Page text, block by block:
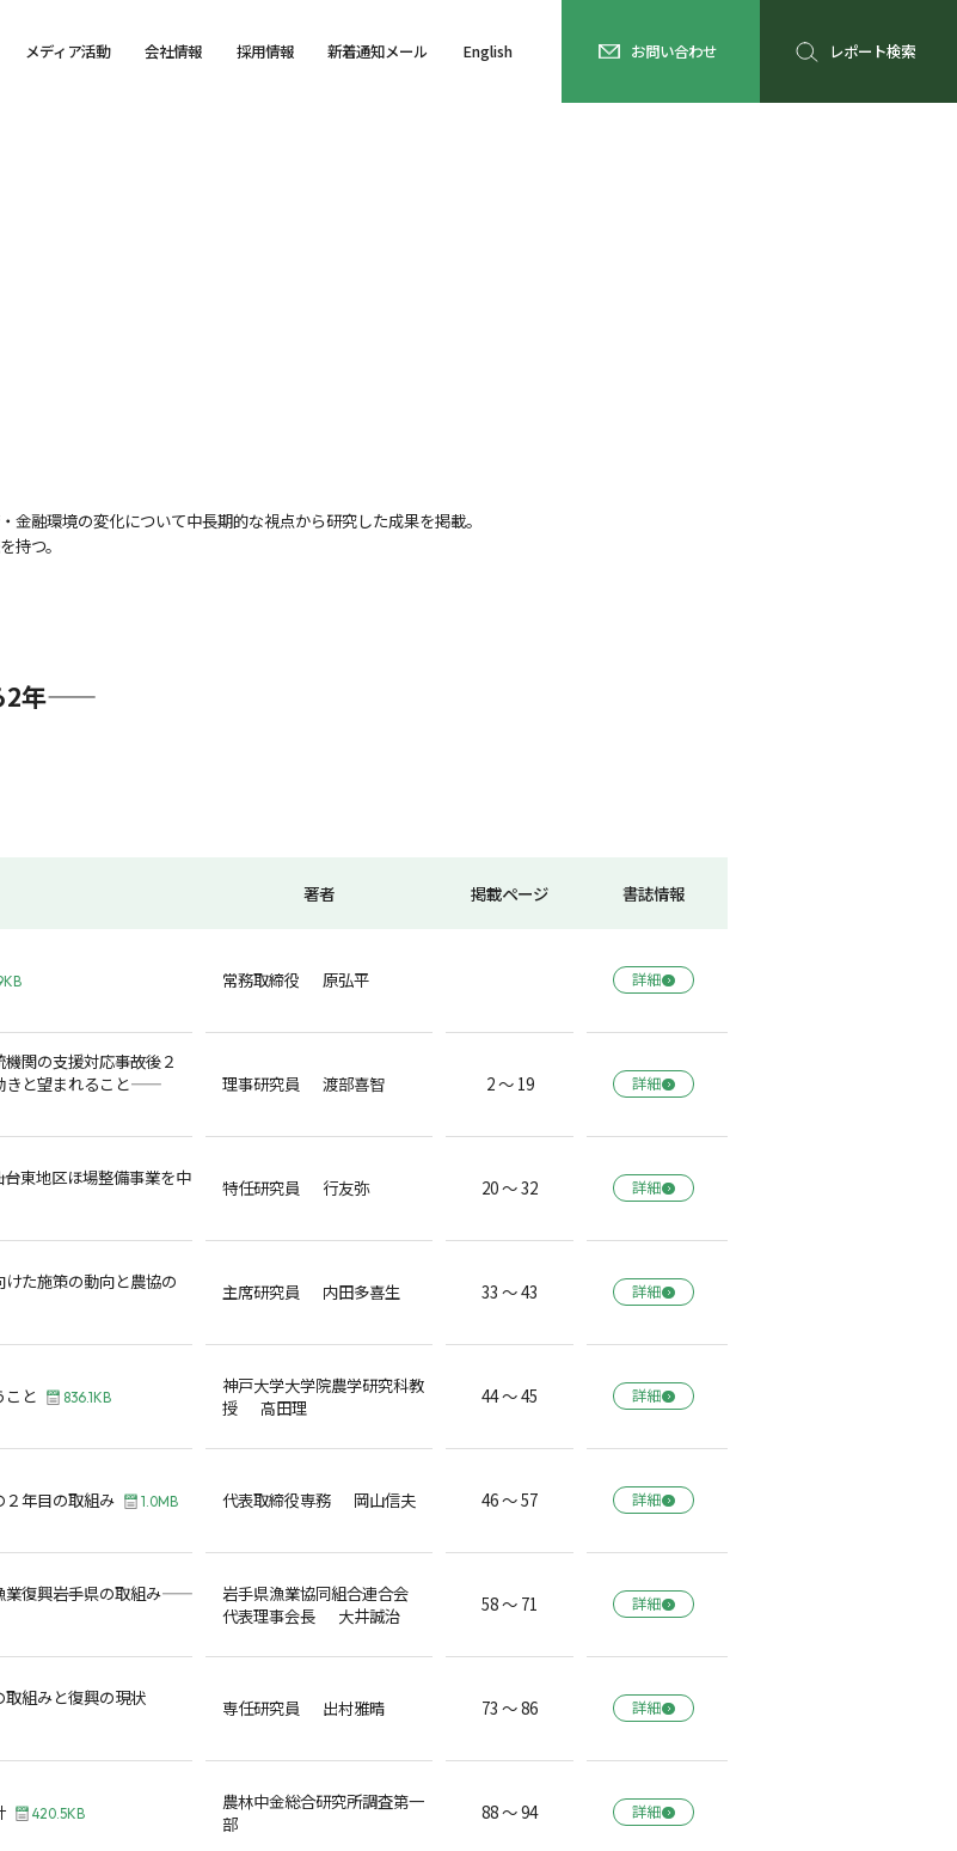
メディア活動 会社情報 採用情報 新着通知メール English お問い合わせ レポート検索
融環境の変化について中長期的な視点から研究した成果を掲載。
持つ。
――
著者 掲載ページ 書誌情報
常務取締役 原弘平 詳細
関の支援対応――事故後２
と望まれること――
理事研究員 渡部喜智 2 ～ 19 詳細
台東地区ほ場整備事業を中
特任研究員 行友弥 20 ～ 32 詳細
た施策の動向と農協の
主席研究員 内田多喜生 33 ～ 43 詳細
こと 836.1KB
神戸大学大学院農学研究科教
授 高田理
44 ～ 45 詳細
２年目の取組み 1.0MB 代表取締役専務 岡山信夫 46 ～ 57 詳細
興――岩手県の取組み――
岩手県漁業協同組合連合会
代表理事会長 大井誠治
58 ～ 71 詳細
組みと復興の現状 専任研究員 出村雅晴 73 ～ 86 詳細
420.5KB
農林中金総合研究所調査第一
部
88 ～ 94 詳細